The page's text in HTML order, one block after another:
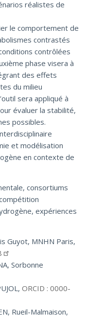
réalistes de
le comportement de
contrastés
contrôlées
phase visera à
des effets
du milieu
sera appliqué à
évaluer la stabilité,
possibles.
et modélisation
en contexte de
consortiums
expériences
Guyot, MNHN Paris,
Sorbonne
ORCID : 0000-
Rueil-Malmaison,